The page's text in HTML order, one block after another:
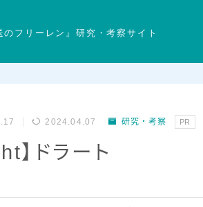
のフリーレン』研究・考察サイト
2024.04.07 研究・考察 PR
】ドラート